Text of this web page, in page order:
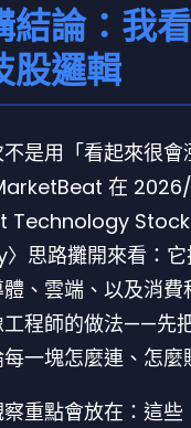
結論：我
股邏輯
是用「看起來很
在
Technology
思路攤開來看：
、雲端、以及消
工程師的做法——先
一塊怎麼連、怎
重點會放在：這